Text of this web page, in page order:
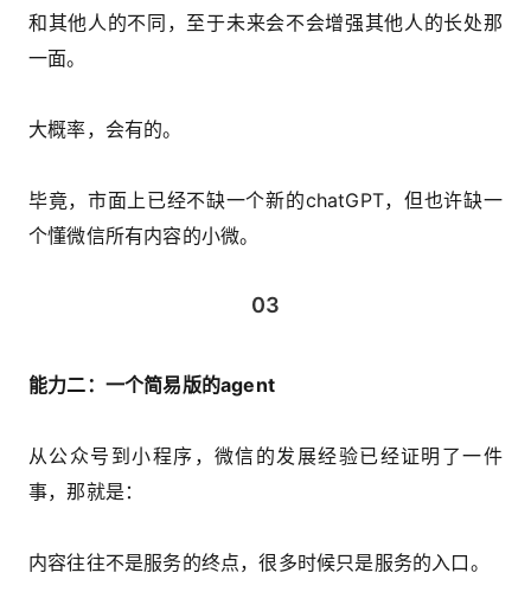
和其他人的不同，至于未来会不会增强其他人的长处那
一面。
大概率，会有的。
毕竟，市面上已经不缺一个新的chatGPT，但也许缺一
个懂微信所有内容的小微。
03
能力二：一个简易版的agent
从公众号到小程序，微信的发展经验已经证明了一件
事，那就是：
内容往往不是服务的终点，很多时候只是服务的入口。